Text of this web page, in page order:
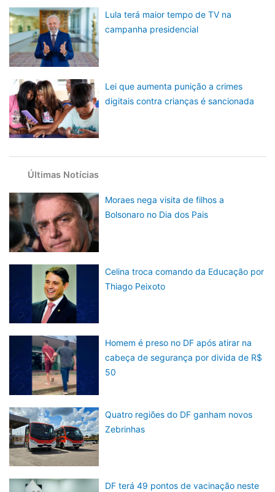
Lula terá maior tempo de TV na
campanha presidencial
Lei que aumenta punição a crimes
digitais contra crianças é sancionada
Últimas Notícias
Moraes nega visita de filhos a
Bolsonaro no Dia dos Pais
Celina troca comando da Educação por
Thiago Peixoto
Homem é preso no DF após atirar na
cabeça de segurança por divida de R$
50
Quatro regiões do DF ganham novos
Zebrinhas
DF terá 49 pontos de vacinação neste